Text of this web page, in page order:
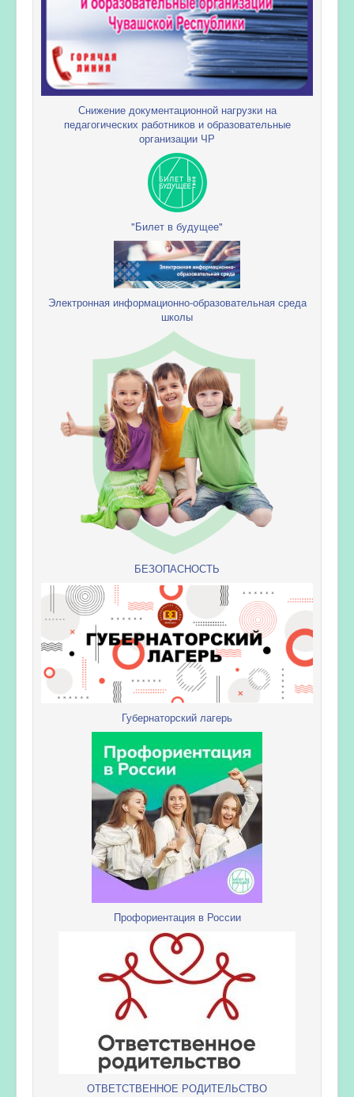
Снижение документационной нагрузки на
педагогических работников и образовательные
организации ЧР
"Билет в будущее"
Электронная информационно-образовательная среда
школы
БЕЗОПАСНОСТЬ
Губернаторский лагерь
Профориентация в России
ОТВЕТСТВЕННОЕ РОДИТЕЛЬСТВО